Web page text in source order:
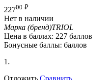
22700 ₽
Нет в наличии
Марка (бренд)TRIOL
Цена в баллах: 227 баллов
Бонусные баллы: баллов
1.